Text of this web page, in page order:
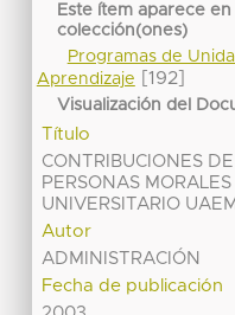
Este ítem aparece
colección(ones)
Programas de
Aprendizaje
[192]
Visualización del
Título
CONTRIBUCIONES
PERSONAS
UNIVERSITARIO
Autor
ADMINISTRACIÓN
Fecha de publicación